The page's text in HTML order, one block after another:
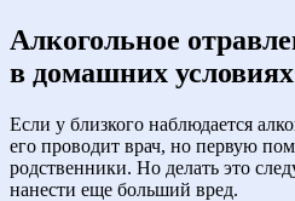
Алкогольное
в домашних условиях
Если у близкого наблюдается
его проводит врач, но первую
родственники. Но делать это
нанести еще больший вред.